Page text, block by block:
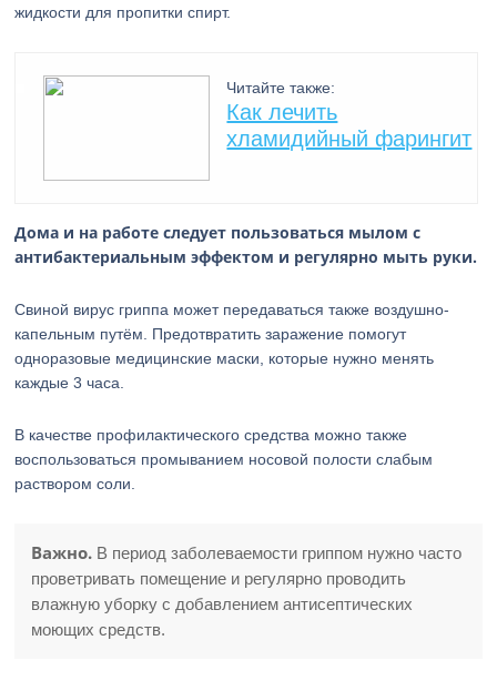
жидкости для пропитки спирт.
Читайте также:
Как лечить
хламидийный фарингит
Дома и на работе следует пользоваться мылом с
антибактериальным эффектом и регулярно мыть руки.
Свиной вирус гриппа может передаваться также воздушно-
капельным путём. Предотвратить заражение помогут
одноразовые медицинские маски, которые нужно менять
каждые 3 часа.
В качестве профилактического средства можно также
воспользоваться промыванием носовой полости слабым
раствором соли.
Важно. В период заболеваемости гриппом нужно часто
проветривать помещение и регулярно проводить
влажную уборку с добавлением антисептических
моющих средств.